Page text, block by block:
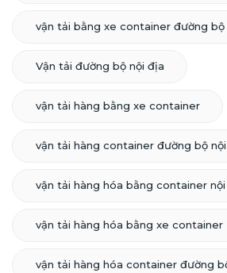
vận tải bằng xe container đường bộ
Vận tải đường bộ nội địa
vận tải hàng bằng xe container
vận tải hàng container đường bộ
vận tải hàng hóa bằng container
vận tải hàng hóa bằng xe container
vận tải hàng hóa container đường